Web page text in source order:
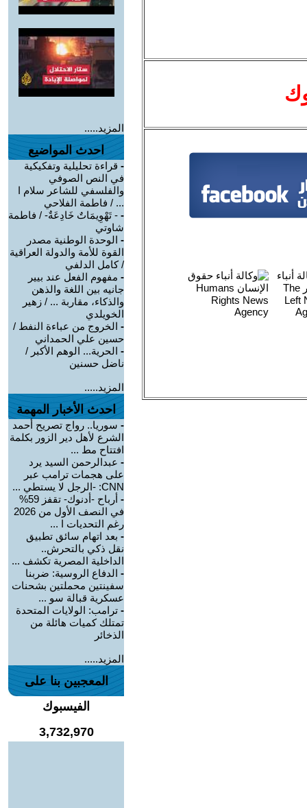
المزيد.....
احدث المواضيع
- قراءة تحليلية وتفكيكية
في النص الصوفي
والفلسفي للشاعر سلام ا
... / فاطمة الفلاحي
- - تَهْوِيمَاتٌ خَادِعَةٌ- / فاطمة
شاوتي
- الوحدة الوطنية مصدر
القوة للأمة والدولة العراقية
/ كامل الدلفي
- مفهوم الفعل عند بيير
جانيه بين اللغة والذهن
والذكاء، مقاربة ... / زهير
الخويلدي
- الخروج من عباءة النفط /
حسين علي الحمداني
- الحرية... الوهم الأكبر /
ناضل حسنين
المزيد.....
احدث الأخبار المهمة
- سوريا.. رواج تصريح أحمد
الشرع لأهل دير الزور بكلمة
افتتاح مط ...
- عبدالرحمن السيد يرد
على هجمات ترامب عبر
CNN: -الرجل لا يستطي ...
-
أرباح -أدنوك- تقفز 59%
في النصف الأول من 2026
رغم التحديات ا ...
- بعد اتهام سائق تطبيق
نقل ذكي بالتحرش..
الداخلية المصرية تكشف ...
- الدفاع الروسية: ضربنا
سفينتين محملتين بشحنات
عسكرية قبالة سو ...
- ترامب: الولايات المتحدة
تمتلك كميات هائلة من
الذخائر
المزيد.....
المعجبين بنا على
الفيسبوك
3,732,970